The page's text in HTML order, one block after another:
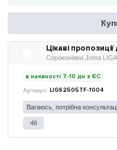
Цікаві пропозиції
Сороконіжки Joma
в наявності 7-10 дн з ЄС
LIGS2505TF-1004
Вагаюсь, потрібна
46